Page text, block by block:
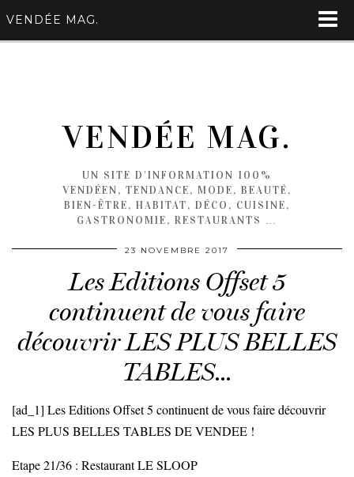
VENDÉE MAG.
VENDÉE MAG.
UN SITE D'INFORMATION 100%
VENDÉEN, TENDANCE, MODE, BEAUTÉ,
BIEN-ÊTRE, HABITAT, DÉCO, CUISINE,
GASTRONOMIE, RESTAURANTS …
23 NOVEMBRE 2017
Les Editions Offset 5
continuent de vous faire
découvrir LES PLUS BELLES
TABLES…
[ad_1] Les Editions Offset 5 continuent de vous faire découvrir
LES PLUS BELLES TABLES DE VENDEE !
Etape 21/36 : Restaurant LE SLOOP